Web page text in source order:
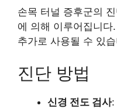
손목 터널 증후군의
에 의해 이루어집니
추가로 사용될 수 있
진단 방법
신경 전도 검사: